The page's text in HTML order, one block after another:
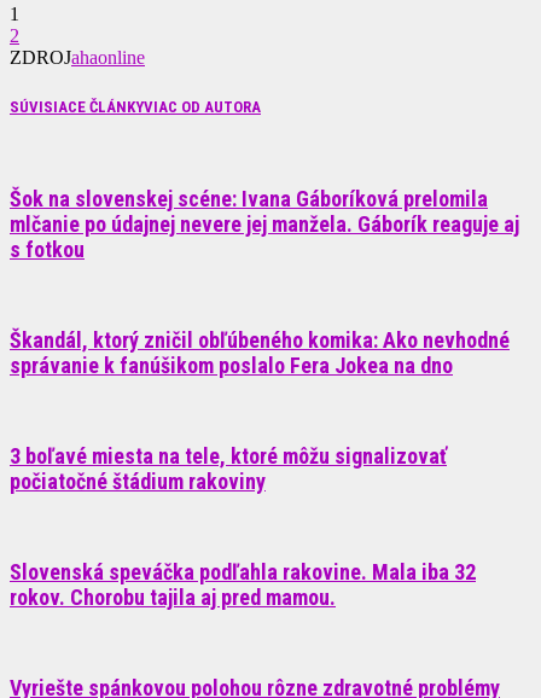
1
2
ZDROJahaonline
SÚVISIACE ČLÁNKYVIAC OD AUTORA
Šok na slovenskej scéne: Ivana Gáboríková prelomila
mlčanie po údajnej nevere jej manžela. Gáborík reaguje aj
s fotkou
Škandál, ktorý zničil obľúbeného komika: Ako nevhodné
správanie k fanúšikom poslalo Fera Jokea na dno
3 boľavé miesta na tele, ktoré môžu signalizovať
počiatočné štádium rakoviny
Slovenská speváčka podľahla rakovine. Mala iba 32
rokov. Chorobu tajila aj pred mamou.
Vyriešte spánkovou polohou rôzne zdravotné problémy